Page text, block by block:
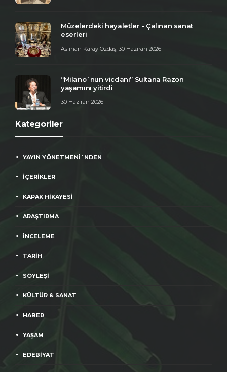
Müzelerdeki hayaletler - Çalınan sanat
eserleri
Aslıhan Karay Özdaş, 30 Haziran 2026
“Milano´nun vicdanı” Sultana Razon
yaşamını yitirdi
30 Haziran 2026
Kategoriler
YAYIN YÖNETMENİ´NDEN
İÇERİKLER
KAPAK HİKAYESİ
ARAŞTIRMA
İNCELEME
TARİH
SÖYLEŞİ
KÜLTÜR & SANAT
HABER
YAŞAM
EDEBİYAT